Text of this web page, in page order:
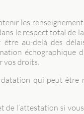
les
le respect total de
au-delà des
échographique
vos droits.
qui peut être
l’attestation si